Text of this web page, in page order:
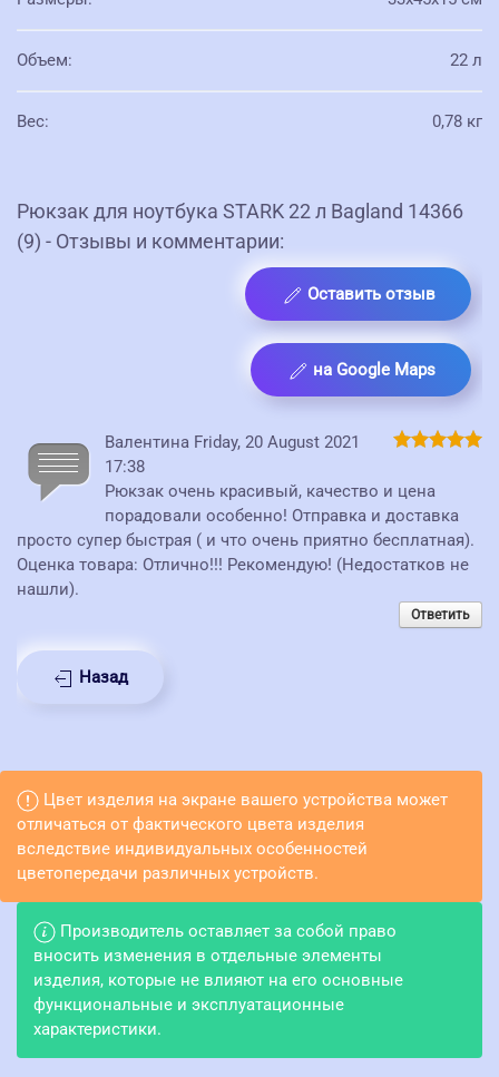
Объем: 22 л
Вес: 0,78 кг
Рюкзак для ноутбука STARK 22 л Bagland 14366
(9) - Отзывы и комментарии:
Оставить отзыв
на Google Maps
Валентина Friday, 20 August 2021
17:38
Рюкзак очень красивый, качество и цена
порадовали особенно! Отправка и доставка
просто супер быстрая ( и что очень приятно бесплатная).
Оценка товара: Отлично!!! Рекомендую! (Недостатков не
нашли).
Ответить
Назад
Цвет изделия на экране вашего устройства может
отличаться от фактического цвета изделия
вследствие индивидуальных особенностей
цветопередачи различных устройств.
Производитель оставляет за собой право
вносить изменения в отдельные элементы
изделия, которые не влияют на его основные
функциональные и эксплуатационные
характеристики.